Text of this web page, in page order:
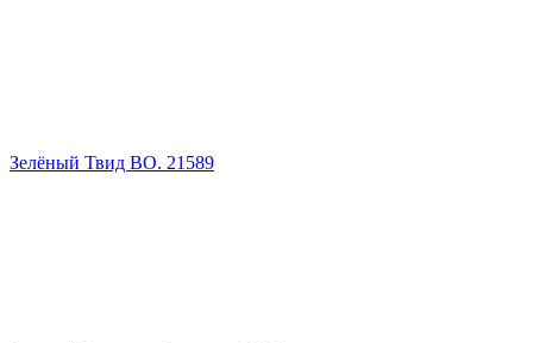
Зелёный Твид ВО. 21589